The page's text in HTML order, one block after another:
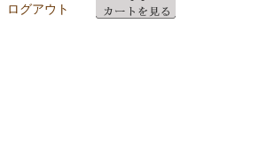
ログアウト